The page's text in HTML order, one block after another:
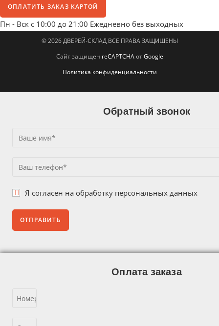
ОПЛАТИТЬ ЗАКАЗ КАРТОЙ
Пн - Вск с 10:00 до 21:00 Ежедневно без выходных
© 2026 ДВЕРЕЙ-СКЛАД ВСЕ ПРАВА ЗАЩИЩЕНЫ
Сайт защищен reCAPTCHAотGoogle
Политика конфиденциальности
Обратный звонок
Я согласен на обработку персональных данных
Оплата заказа